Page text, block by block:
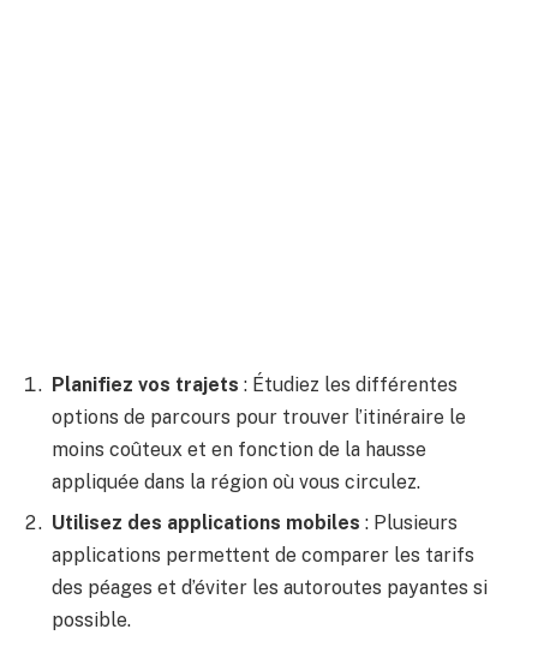
Planifiez vos trajets : Étudiez les différentes
options de parcours pour trouver l’itinéraire le
moins coûteux et en fonction de la hausse
appliquée dans la région où vous circulez.
Utilisez des applications mobiles : Plusieurs
applications permettent de comparer les tarifs
des péages et d’éviter les autoroutes payantes si
possible.